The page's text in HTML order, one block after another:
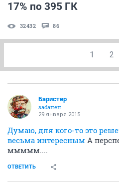
17% по 395 ГК
32432 86
1 2
Баристер
забанен
29 января 2015
Думаю, для кого-то это
весьма интересным А
ммммм....
ОТВЕТИТЬ